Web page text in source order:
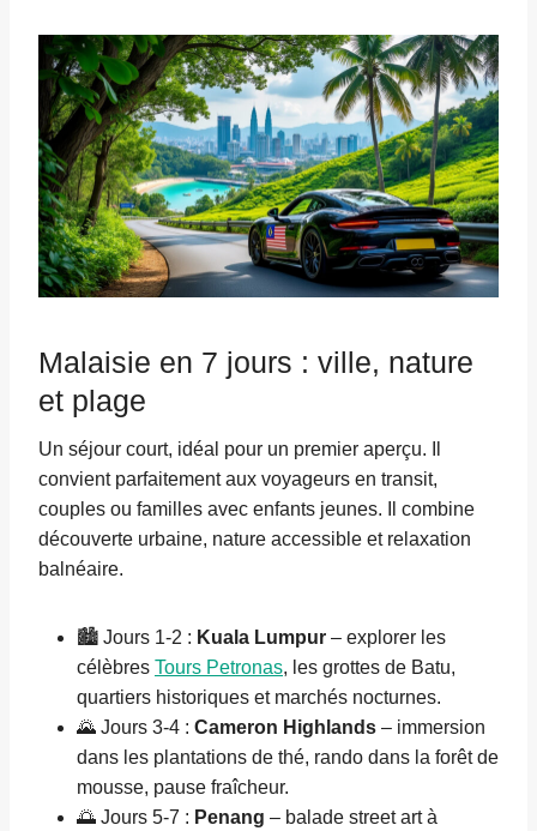
Malaisie en 7 jours : ville, nature
et plage
Un séjour court, idéal pour un premier aperçu. Il
convient parfaitement aux voyageurs en transit,
couples ou familles avec enfants jeunes. Il combine
découverte urbaine, nature accessible et relaxation
balnéaire.
🏙️ Jours 1-2 : Kuala Lumpur – explorer les
célèbres Tours Petronas, les grottes de Batu,
quartiers historiques et marchés nocturnes.
🌄 Jours 3-4 : Cameron Highlands – immersion
dans les plantations de thé, rando dans la forêt de
mousse, pause fraîcheur.
🌅 Jours 5-7 : Penang – balade street art à